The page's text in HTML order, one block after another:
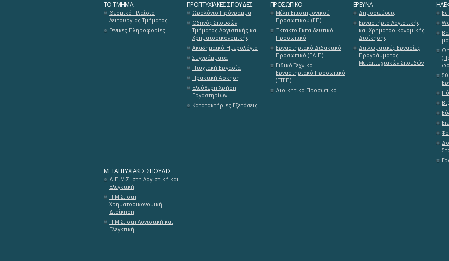
ΤΟ ΤΜΉΜΑ
Θεσμικό Πλαίσιο
Λειτουργίας Τμήματος
Γενικές Πληροφορίες
ΠΡΟΠΤΥΧΙΑΚΈΣ ΣΠΟΥΔΈΣ
Ωρολόγιο Πρόγραμμα
Οδηγός Σπουδών
Τμήματος Λογιστικής και
Χρηματοοικονομικής
Ακαδημαϊκό Ημερολόγιο
Συγγράμματα
Πτυχιακή Εργασία
Πρακτική Άσκηση
Ελεύθερη Χρήση
Εργαστηρίων
Κατατακτήριες Εξετάσεις
ΠΡΟΣΩΠΙΚΌ
Μέλη Επιστημονικού
Προσωπικού (ΕΠ)
Έκτακτο Εκπαιδευτικό
Προσωπικό
Εργαστηριακό Διδακτικό
Προσωπικό (ΕΔΙΠ)
Ειδικό Τεχνικό
Εργαστηριακό Προσωπικό
(ΕΤΕΠ)
Διοικητικό Προσωπικό
ΈΡΕΥΝΑ
Δημοσιεύσεις
Εργαστήριο Λογιστικής
και Χρηματοοικονομικής
Διοίκησης
Διπλωματικές Εργασίες
Προγράμματος
Μεταπτυχιακών Σπουδών
ΜΕΤΑΠΤΥΧΙΑΚΈΣ ΣΠΟΥΔΈΣ
Δ.Π.Μ.Σ. στη Λογιστική και
Ελεγκτική
Π.Μ.Σ. στη
Χρηματοοικονομική
Διοίκηση
Π.Μ.Σ. στη Λογιστική και
Ελεγκτική